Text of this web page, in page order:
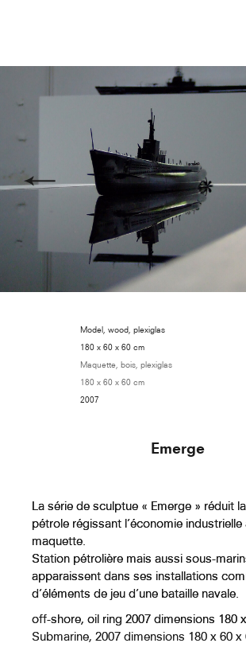
Model, wood, plexiglas
180 x 60 x 60 cm
Maquette, bois, plexiglas
180 x 60 x 60 cm
2007
Emerge
La série de sculptue « Emerge » réduit
pétrole régissant l’économie industrielle
maquette.
Station pétrolière mais aussi sous-
apparaissent dans ses installations
d’éléments de jeu d’une bataille navale.
off-shore, oil ring 2007 dimensions 180
Submarine, 2007 dimensions 180 x 60 x
Serpents II
Le Géant
Atlas Portant Le
Hercule Tuant